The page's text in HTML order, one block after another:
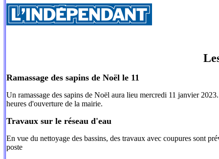
Ramassage des sapins de Noël le 11
Un ramassage des sapins de Noël aura lieu mercredi 11 janvier
heures d'ouverture de la mairie.
Travaux sur le réseau d'eau
En vue du nettoyage des bassins, des travaux avec coupures sont
poste